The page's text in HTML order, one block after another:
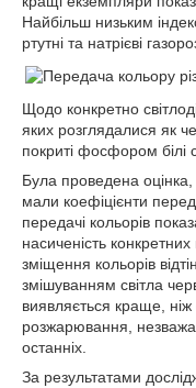
Найбільш низьким
ртутні та натрієві
Щодо конкретно
яких розглядалися як
покриті фосфором білі
Була проведена оцінка,
мали коефіцієнти
передачі кольорів
насиченість
зміщення кольорів
змішуванням світла
виявляється краще,
розжарювання,
останніх.
За результатами